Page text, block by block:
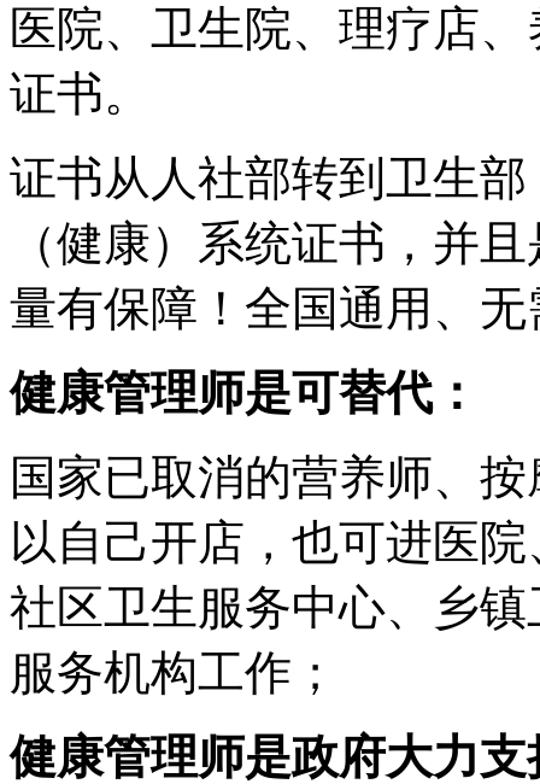
医院、卫生院、理疗店
证书。
证书从人社部转到卫生
（健康）系统证书，并
量有保障！全国通用、
健康管理师是可替代：
国家已取消的营养师、
以自己开店，也可进医
社区卫生服务中心、乡
服务机构工作；
健康管理师是政府大力